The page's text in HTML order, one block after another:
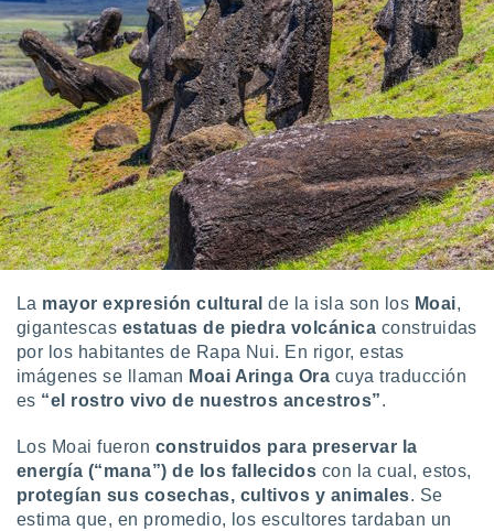
La mayor expresión cultural de la isla son los Moai,
gigantescas estatuas de piedra volcánica construidas
por los habitantes de Rapa Nui. En rigor, estas
imágenes se llaman Moai Aringa Ora cuya traducción
es “el rostro vivo de nuestros ancestros”.
Los Moai fueron construidos para preservar la
energía (“mana”) de los fallecidos con la cual, estos,
protegían sus cosechas, cultivos y animales. Se
estima que, en promedio, los escultores tardaban un